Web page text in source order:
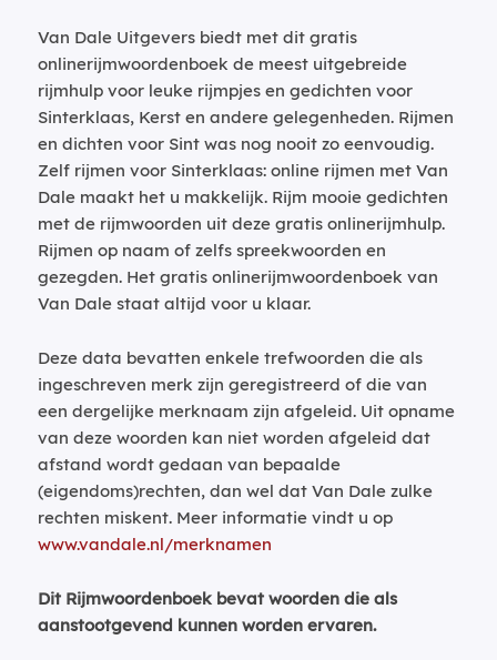
Van Dale Uitgevers biedt met dit gratis
onlinerijmwoordenboek de meest uitgebreide
rijmhulp voor leuke rijmpjes en gedichten voor
Sinterklaas, Kerst en andere gelegenheden. Rijmen
en dichten voor Sint was nog nooit zo eenvoudig.
Zelf rijmen voor Sinterklaas: online rijmen met Van
Dale maakt het u makkelijk. Rijm mooie gedichten
met de rijmwoorden uit deze gratis onlinerijmhulp.
Rijmen op naam of zelfs spreekwoorden en
gezegden. Het gratis onlinerijmwoordenboek van
Van Dale staat altijd voor u klaar.
Deze data bevatten enkele trefwoorden die als
ingeschreven merk zijn geregistreerd of die van
een dergelijke merknaam zijn afgeleid. Uit opname
van deze woorden kan niet worden afgeleid dat
afstand wordt gedaan van bepaalde
(eigendoms)rechten, dan wel dat Van Dale zulke
rechten miskent. Meer informatie vindt u op
www.vandale.nl/merknamen
Dit Rijmwoordenboek bevat woorden die als
aanstootgevend kunnen worden ervaren.